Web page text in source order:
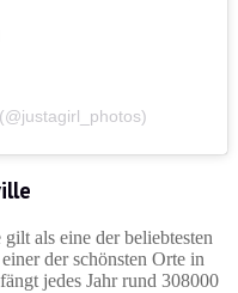
als eine der beliebtesten
der schönsten Orte in
jedes Jahr rund 308000